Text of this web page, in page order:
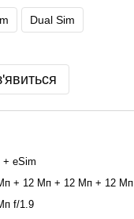
Dual Sim
+ eSim
+ 12 Мп + 12 Мп + 12 Мп
f/1.9